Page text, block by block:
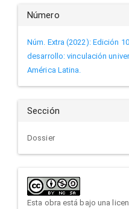
Detalles
del
artículo
Número
Núm. Extra (2022): Edición
desarrollo: vinculación
América Latina.
Sección
Dossier
Esta obra está bajo una